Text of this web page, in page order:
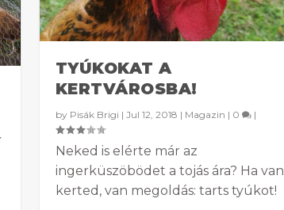
TYÚKOKAT A
KERTVÁROSBA!
by Pisák Brigi | Jul 12, 2018 | Magazin | 0 |
Neked is elérte már az
ingerküszöbödet a tojás ára? Ha van
kerted, van megoldás: tarts tyúkot!